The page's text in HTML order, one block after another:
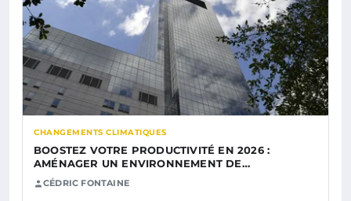
CHANGEMENTS CLIMATIQUES
BOOSTEZ VOTRE PRODUCTIVITÉ EN 2026 :
AMÉNAGER UN ENVIRONNEMENT DE…
CÉDRIC FONTAINE